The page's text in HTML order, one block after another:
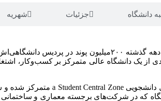
دانشگاه جزئیات شهریه
که در شرکت‌های برجسته معماری و